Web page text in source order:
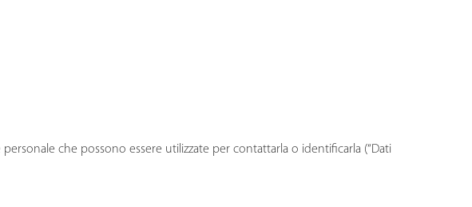
che possono essere utilizzate per contattarla o identificarla (“Dati